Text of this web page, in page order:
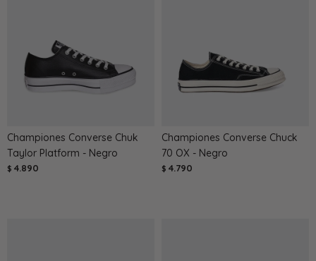
Championes Converse Chuk
Taylor Platform - Negro
$ 4.890
Championes Converse Chuck
70 OX - Negro
$ 4.790